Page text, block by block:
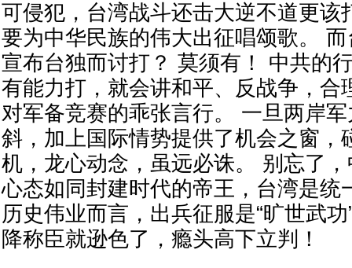
可侵犯，台湾战斗还击大逆不道更该
要为中华民族的伟大出征唱颂歌。
宣布台独而讨打？ 莫须有！ 中共的
有能力打，就会讲和平、反战争，合
对军备竞赛的乖张言行。 一旦两岸
斜，加上国际情势提供了机会之窗，
机，龙心动念，虽远必诛。 别忘了，
心态如同封建时代的帝王，台湾是统
历史伟业而言，出兵征服是“旷世武
降称臣就逊色了，瘾头高下立判！